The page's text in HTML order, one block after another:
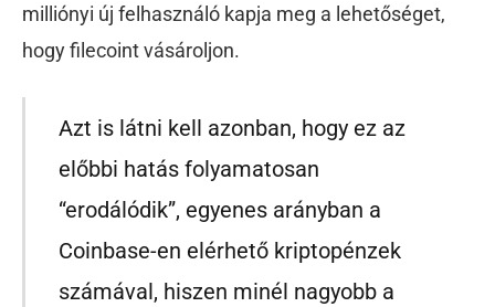
milliónyi új felhasználó kapja meg a lehetőséget,
hogy filecoint vásároljon.
Azt is látni kell azonban, hogy ez az
előbbi hatás folyamatosan
“erodálódik”, egyenes arányban a
Coinbase-en elérhető kriptopénzek
számával, hiszen minél nagyobb a